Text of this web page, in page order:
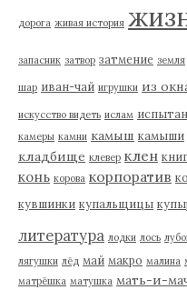
дорога живая история
запасник затвор затмение земля
шар иван-чай игрушки из
искусство видеть ислам
камеры камни камыш камыши
кладбище клевер клен
конь корова корпоратив
кувшинки купальщицы
литература лодки лось
лягушки лёд май макро малина
матрёшка матушка мать-и-